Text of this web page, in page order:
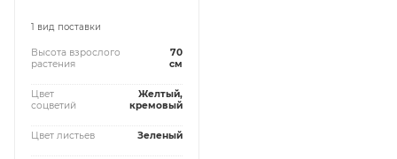
1 вид поставки
Высота взрослого
растения
70
см
Цвет
соцветий
Желтый,
кремовый
Цвет листьев Зеленый